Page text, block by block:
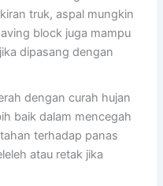
truk, aspal mungkin
block juga mampu
dipasang dengan
dengan curah hujan
baik dalam mencegah
terhadap panas
atau retak jika